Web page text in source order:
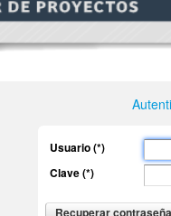
Usuario (*)
Clave (*)
Recuperar contraseña